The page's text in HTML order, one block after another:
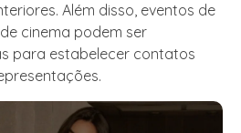
Além disso, eventos de
cinema podem ser
para estabelecer contatos